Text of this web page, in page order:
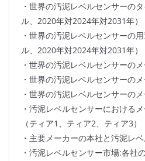
・世界の汚泥レベルセンサーの
ル、2020年対2024年対2031年）
・世界の汚泥レベルセンサーの
ル、2020年対2024年対2031年）
・世界の汚泥レベルセンサーの
・世界の汚泥レベルセンサーの
・世界の汚泥レベルセンサーの
・汚泥レベルセンサーにおける
（ティア1、ティア2、ティア3）
・主要メーカーの本社と汚泥レ
・汚泥レベルセンサー市場:各社